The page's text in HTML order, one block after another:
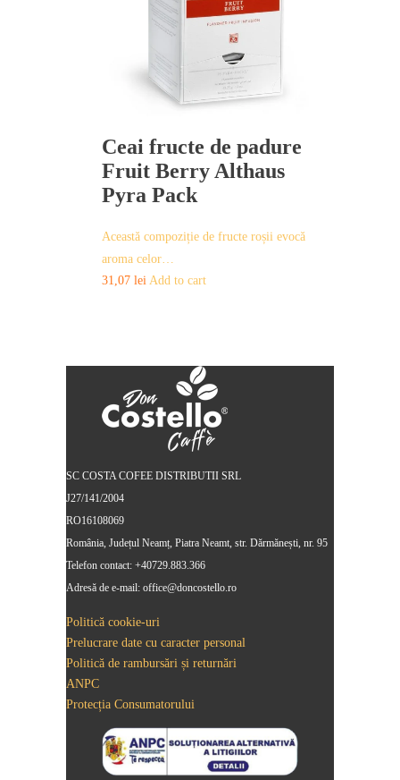
Ceai fructe de padure
Fruit Berry Althaus
Pyra Pack
Această compoziție de fructe roșii evocă
aroma celor…
31,07 lei Add to cart
SC COSTA COFEE DISTRIBUTII SRL
J27/141/2004
RO16108069
România, Județul Neamț, Piatra Neamt, str. Dărmănești, nr. 95
Telefon contact: +40729.883.366
Adresă de e-mail: office@doncostello.ro
Politică cookie-uri
Prelucrare date cu caracter personal
Politică de rambursări și returnări
ANPC
Protecția Consumatorului